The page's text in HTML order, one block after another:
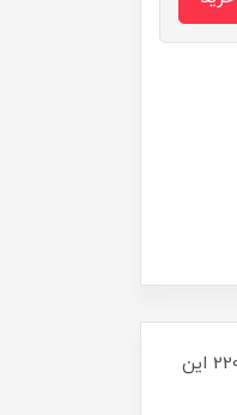
گوشواره فانتزی (تا به تا) با طرح‌های دلنشین گوزن و جوراب کریسمس، بهترین انتخاب برای زینت بخشیدن به استایل زمستانی شماست. طراحی مخملی و کد 2205 این